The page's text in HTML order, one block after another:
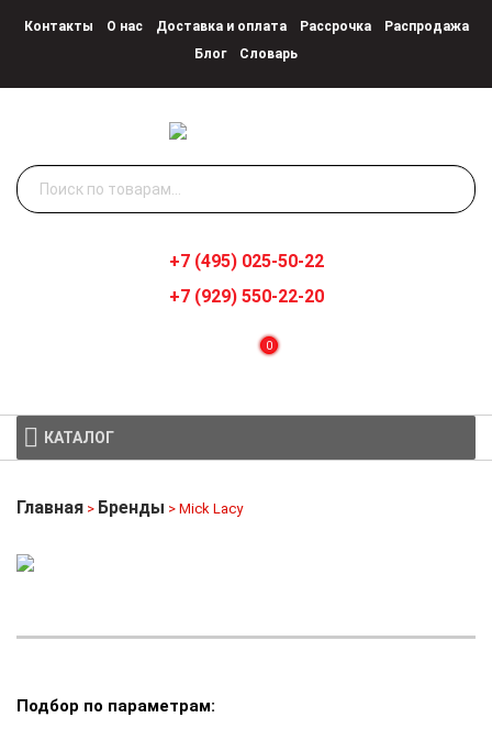
Контакты О нас Доставка и оплата Рассрочка
Распродажа
Блог
Словарь
Искать:
0
+7 (495) 025-50-22
+7 (929) 550-22-20
КАТАЛОГ
Главная > Бренды > Mick Lacy
Подбор по параметрам: